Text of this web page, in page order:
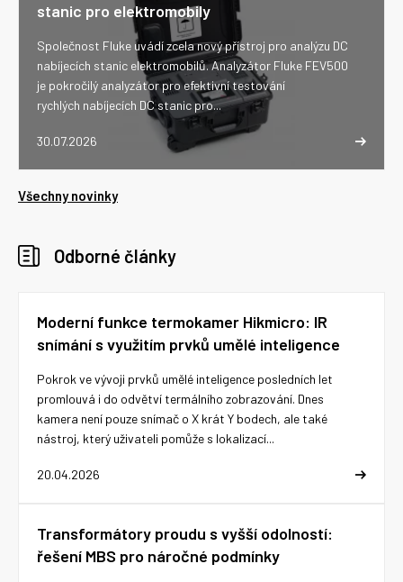
stanic pro elektromobily
30.07.2026
Společnost Fluke uvádí zcela nový přístroj pro analýzu DC
nabíjecích stanic elektromobilů. Analyzátor Fluke FEV500
je pokročilý analyzátor pro efektivní testování
rychlých nabíjecích DC stanic pro...
Všechny novinky
Odborné články
Moderní funkce termokamer Hikmicro: IR
snímání s využitím prvků umělé inteligence
20.04.2026
Pokrok ve vývoji prvků umělé inteligence posledních let
promlouvá i do odvětví termálního zobrazování. Dnes
kamera není pouze snímač o X krát Y bodech, ale také
nástroj, který uživateli pomůže s lokalizací...
Transformátory proudu s vyšší odolností:
řešení MBS pro náročné podmínky